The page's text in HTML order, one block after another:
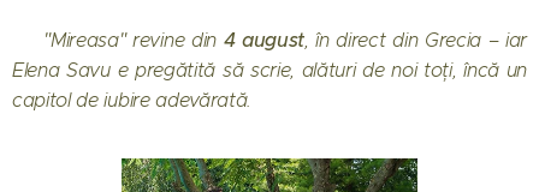
"Mireasa" revine din 4 august , în direct din Grecia – iar
Elena Savu e pregătită să scrie, alături de noi toți, încă un
capitol de iubire adevărată.